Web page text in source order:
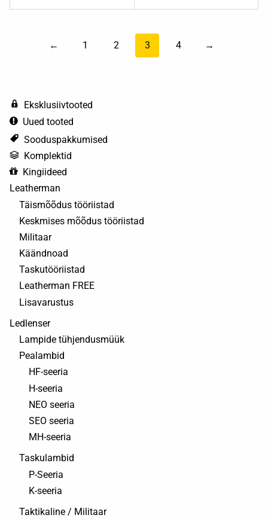
← 1 2 3 4 →
Eksklusiivtooted
Uued tooted
Sooduspakkumised
Komplektid
Kingiideed
Leatherman
Täismõõdus tööriistad
Keskmises mõõdus tööriistad
Militaar
Käändnoad
Taskutööriistad
Leatherman FREE
Lisavarustus
Ledlenser
Lampide tühjendusmüük
Pealambid
HF-seeria
H-seeria
NEO seeria
SEO seeria
MH-seeria
Taskulambid
P-Seeria
K-seeria
Taktikaline / Militaar